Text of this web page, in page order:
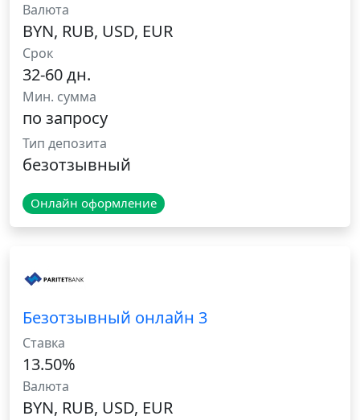
Валюта
BYN, RUB, USD, EUR
Срок
32-60 дн.
Мин. сумма
по запросу
Тип депозита
безотзывный
Онлайн оформление
Безотзывный онлайн 3
Ставка
13.50%
Валюта
BYN, RUB, USD, EUR